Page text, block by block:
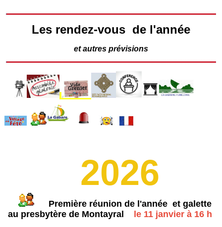
Les rendez-vous de l'année
et autres prévisions
2026
Première réunion de l'année et galette
au presbytère de Montayral
le 11 janvier à 16 h